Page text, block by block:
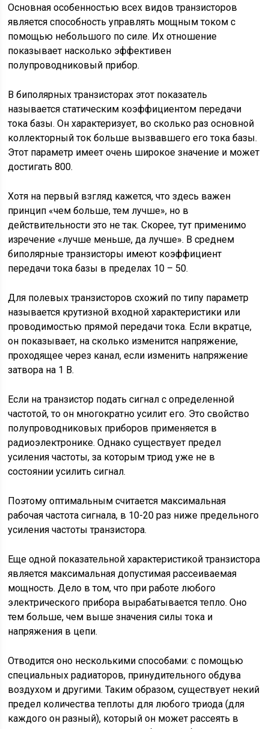
Основная особенностью всех видов транзисторов
является способность управлять мощным током с
помощью небольшого по силе. Их отношение
показывает насколько эффективен
полупроводниковый прибор.
В биполярных транзисторах этот показатель
называется статическим коэффициентом передачи
тока базы. Он характеризует, во сколько раз основной
коллекторный ток больше вызвавшего его тока базы.
Этот параметр имеет очень широкое значение и может
достигать 800.
Хотя на первый взгляд кажется, что здесь важен
принцип «чем больше, тем лучше», но в
действительности это не так. Скорее, тут применимо
изречение «лучше меньше, да лучше». В среднем
биполярные транзисторы имеют коэффициент
передачи тока базы в пределах 10 – 50.
Для полевых транзисторов схожий по типу параметр
называется крутизной входной характеристики или
проводимостью прямой передачи тока. Если вкратце,
он показывает, на сколько изменится напряжение,
проходящее через канал, если изменить напряжение
затвора на 1 В.
Если на транзистор подать сигнал с определенной
частотой, то он многократно усилит его. Это свойство
полупроводниковых приборов применяется в
радиоэлектронике. Однако существует предел
усиления частоты, за которым триод уже не в
состоянии усилить сигнал.
Поэтому оптимальным считается максимальная
рабочая частота сигнала, в 10-20 раз ниже предельного
усиления частоты транзистора.
Еще одной показательной характеристикой транзистора
является максимальная допустимая рассеиваемая
мощность. Дело в том, что при работе любого
электрического прибора вырабатывается тепло. Оно
тем больше, чем выше значения силы тока и
напряжения в цепи.
Отводится оно несколькими способами: с помощью
специальных радиаторов, принудительного обдува
воздухом и другими. Таким образом, существует некий
предел количества теплоты для любого триода (для
каждого он разный), который он может рассеять в